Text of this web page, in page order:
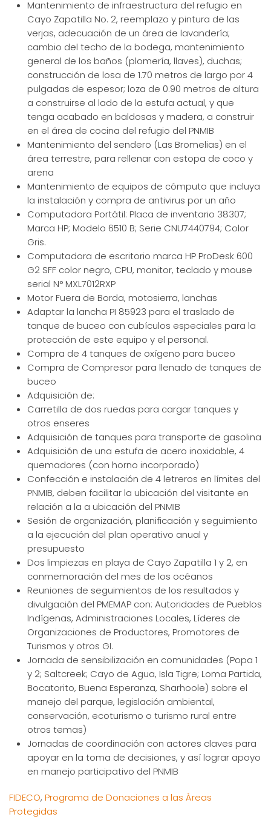
Mantenimiento de infraestructura del refugio en
Cayo Zapatilla No. 2, reemplazo y pintura de las
verjas, adecuación de un área de lavandería;
cambio del techo de la bodega, mantenimiento
general de los baños (plomería, llaves), duchas;
construcción de losa de 1.70 metros de largo por 4
pulgadas de espesor; loza de 0.90 metros de altura
a construirse al lado de la estufa actual, y que
tenga acabado en baldosas y madera, a construir
en el área de cocina del refugio del PNMIB
Mantenimiento del sendero (Las Bromelias) en el
área terrestre, para rellenar con estopa de coco y
arena
Mantenimiento de equipos de cómputo que incluya
la instalación y compra de antivirus por un año
Computadora Portátil: Placa de inventario 38307;
Marca HP; Modelo 6510 B; Serie CNU7440794; Color
Gris.
Computadora de escritorio marca HP ProDesk 600
G2 SFF color negro, CPU, monitor, teclado y mouse
serial N° MXL7012RXP
Motor Fuera de Borda, motosierra, lanchas
Adaptar la lancha PI 85923 para el traslado de
tanque de buceo con cubículos especiales para la
protección de este equipo y el personal.
Compra de 4 tanques de oxígeno para buceo
Compra de Compresor para llenado de tanques de
buceo
Adquisición de:
Carretilla de dos ruedas para cargar tanques y
otros enseres
Adquisición de tanques para transporte de gasolina
Adquisición de una estufa de acero inoxidable, 4
quemadores (con horno incorporado)
Confección e instalación de 4 letreros en límites del
PNMIB, deben facilitar la ubicación del visitante en
relación a la a ubicación del PNMIB
Sesión de organización, planificación y seguimiento
a la ejecución del plan operativo anual y
presupuesto
Dos limpiezas en playa de Cayo Zapatilla 1 y 2, en
conmemoración del mes de los océanos
Reuniones de seguimientos de los resultados y
divulgación del PMEMAP con: Autoridades de Pueblos
Indígenas, Administraciones Locales, Líderes de
Organizaciones de Productores, Promotores de
Turismos y otros GI.
Jornada de sensibilización en comunidades (Popa 1
y 2; Saltcreek; Cayo de Agua, Isla Tigre; Loma Partida,
Bocatorito, Buena Esperanza, Sharhoole) sobre el
manejo del parque, legislación ambiental,
conservación, ecoturismo o turismo rural entre
otros temas)
Jornadas de coordinación con actores claves para
apoyar en la toma de decisiones, y así lograr apoyo
en manejo participativo del PNMIB
FIDECO, Programa de Donaciones a las Áreas
Protegidas